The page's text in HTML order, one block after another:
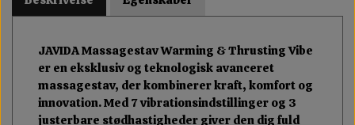
JAVIDA Massagestav Warming & Thrusting Vibe
er en eksklusiv og teknologisk avanceret
massagestav, der kombinerer kraft, komfort og
innovation. Med 7 vibrationsindstillinger og 3
justerbare stødhastigheder giver den dig fuld